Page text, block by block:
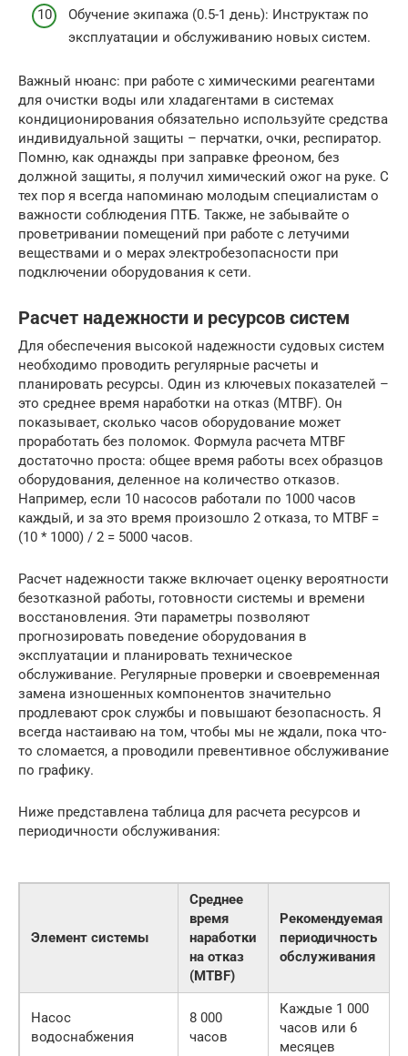
Обучение экипажа (0.5-1 день): Инструктаж по
эксплуатации и обслуживанию новых систем.
Важный нюанс: при работе с химическими реагентами
для очистки воды или хладагентами в системах
кондиционирования обязательно используйте средства
индивидуальной защиты – перчатки, очки, респиратор.
Помню, как однажды при заправке фреоном, без
должной защиты, я получил химический ожог на руке. С
тех пор я всегда напоминаю молодым специалистам о
важности соблюдения ПТБ. Также, не забывайте о
проветривании помещений при работе с летучими
веществами и о мерах электробезопасности при
подключении оборудования к сети.
Расчет надежности и ресурсов систем
Для обеспечения высокой надежности судовых систем
необходимо проводить регулярные расчеты и
планировать ресурсы. Один из ключевых показателей –
это среднее время наработки на отказ (MTBF). Он
показывает, сколько часов оборудование может
проработать без поломок. Формула расчета MTBF
достаточно проста: общее время работы всех образцов
оборудования, деленное на количество отказов.
Например, если 10 насосов работали по 1000 часов
каждый, и за это время произошло 2 отказа, то MTBF =
(10 * 1000) / 2 = 5000 часов.
Расчет надежности также включает оценку вероятности
безотказной работы, готовности системы и времени
восстановления. Эти параметры позволяют
прогнозировать поведение оборудования в
эксплуатации и планировать техническое
обслуживание. Регулярные проверки и своевременная
замена изношенных компонентов значительно
продлевают срок службы и повышают безопасность. Я
всегда настаиваю на том, чтобы мы не ждали, пока что-
то сломается, а проводили превентивное обслуживание
по графику.
Ниже представлена таблица для расчета ресурсов и
периодичности обслуживания:
Элемент системы
Среднее
время
наработки
на отказ
(MTBF)
Рекомендуемая
периодичность
обслуживания
Насос
водоснабжения
8 000
часов
Каждые 1 000
часов или 6
месяцев